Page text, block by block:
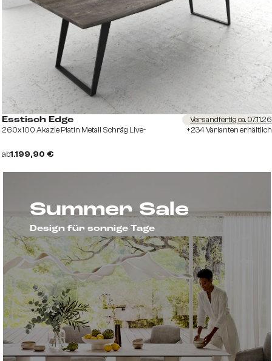
Summer Sale
Design für sonnige Tage
Esstisch Edge
260x100 Akazie Platin Metall Schräg Live-
ab1.199,90 €
Versandfertig ca. 07.11.26
+234 Varianten erhältlich